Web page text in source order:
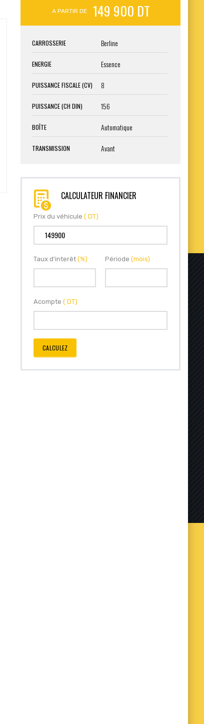
A PARTIR DE 149 900 DT
CARROSSERIE Berline
ENERGIE Essence
PUISSANCE FISCALE (CV) 8
PUISSANCE (CH DIN) 156
BOÎTE Automatique
TRANSMISSION Avant
CALCULATEUR FINANCIER
Prix du véhicule ( DT)
Taux d'interêt (%) Période (mois)
Acompte ( DT)
CALCULEZ